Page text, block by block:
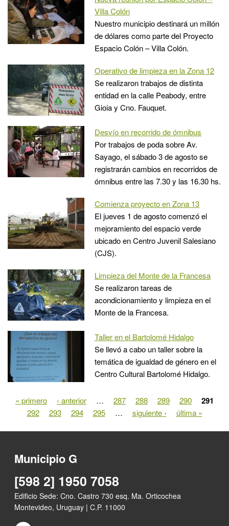
Villa Colón
Nuestro municipio destinará un millón
de dólares como parte del Proyecto
Espacio Colón – Villa Colón.
Operativo de limpieza en la Zona 12
Se realizaron trabajos de distinta
entidad en la calle Peabody, entre
Gioia y Cno. Fauquet.
Desvío en recorrido de ómnibus
Por trabajos de poda sobre Av.
Sayago, el sábado 3 de agosto se
registrarán cambios en recorridos de
ómnibus entre las 7.30 y las 16.30 hs.
Comienza proyecto en Zona 13
El jueves 1 de agosto comenzó el
mejoramiento del espacio verde
ubicado en Centro Juvenil Salesiano
(CJS).
Limpieza del Monte de la Francesa
Se realizaron tareas de
acondicionamiento y limpieza en el
Monte de la Francesa.
Taller en el Bartolomé Hidalgo
Se llevó a cabo un taller sobre la
temática de igualdad de género en el
Centro Cultural Bartolomé Hidalgo.
Páginas
« primero ‹ anterior … 287 288 289 290 291
292 293 294 295 … siguiente › última »
Municipio G
[598 2] 1950 7058
Edificio Sede: Cno. Castro 730 esq. Ma. Orticochea
Montevideo, Uruguay | C.P. 11000